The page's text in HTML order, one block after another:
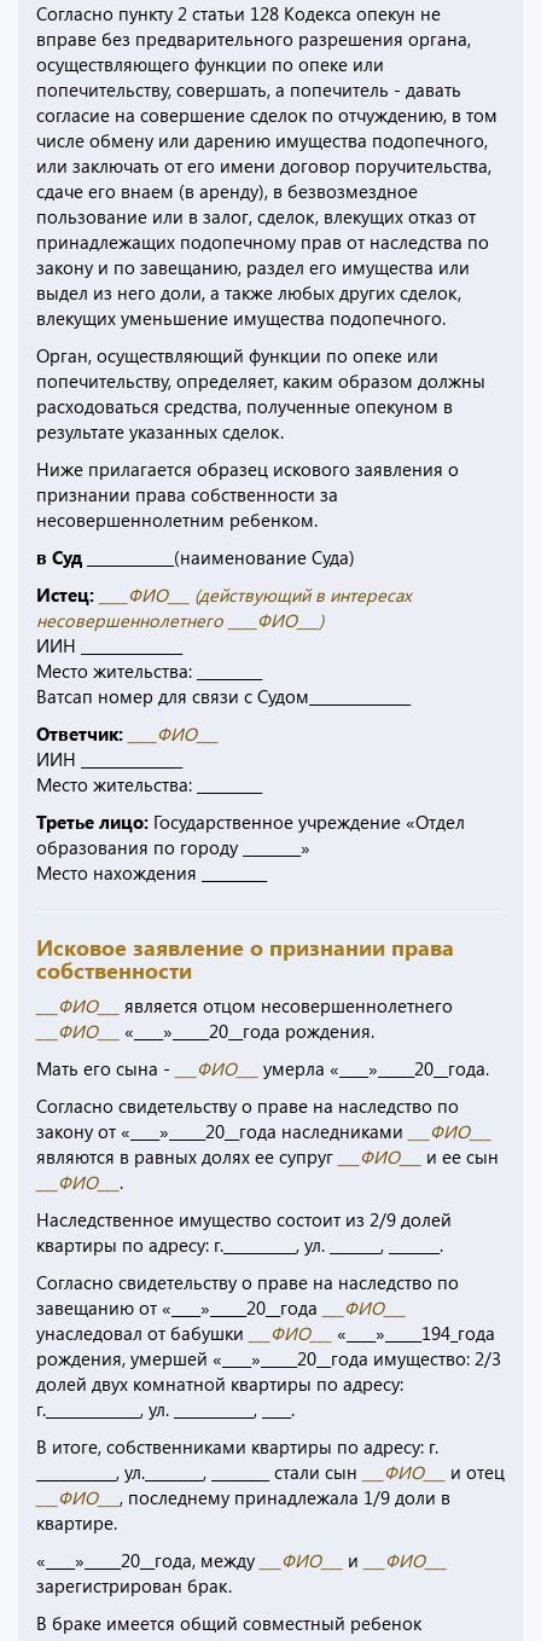
Согласно пункту 2 статьи 128 Кодекса опекун не
вправе без предварительного разрешения органа,
осуществляющего функции по опеке или
попечительству, совершать, а попечитель - давать
согласие на совершение сделок по отчуждению, в том
числе обмену или дарению имущества подопечного,
или заключать от его имени договор поручительства,
сдаче его внаем (в аренду), в безвозмездное
пользование или в залог, сделок, влекущих отказ от
принадлежащих подопечному прав от наследства по
закону и по завещанию, раздел его имущества или
выдел из него доли, а также любых других сделок,
влекущих уменьшение имущества подопечного.
Орган, осуществляющий функции по опеке или
попечительству, определяет, каким образом должны
расходоваться средства, полученные опекуном в
результате указанных сделок.
Ниже прилагается образец искового заявления о
признании права собственности за
несовершеннолетним ребенком.
в Суд ____________ (наименование Суда)
Истец:
____ФИО___ (действующий в интересах
несовершеннолетнего ____ФИО___)
ИИН ______________
Место жительства: _________
Ватсап номер для связи с Судом______________
Ответчик:
____ФИО___
ИИН ______________
Место жительства: _________
Третье лицо: Государственное учреждение «Отдел
образования по городу ________»
Место нахождения _________
Исковое заявление о признании права
собственности
___ФИО___
является отцом несовершеннолетнего
___ФИО___ «____»_____20__года рождения.
Мать его сына -
___ФИО___
умерла «____»_____20__года.
Согласно свидетельству о праве на наследство по
закону от «____»_____20__года наследниками
___ФИО___
являются в равных долях ее супруг
___ФИО___
и ее сын
___ФИО___ .
Наследственное имущество состоит из 2/9 долей
квартиры по адресу: г.__________, ул. _______, _______.
Согласно свидетельству о праве на наследство по
завещанию от «____»_____20__года
___ФИО___
унаследовал от бабушки
___ФИО___
«____»_____194_года
рождения, умершей «____»_____20__года имущество: 2/3
долей двух комнатной квартиры по адресу:
г._____________, ул. ___________, ____.
В итоге, собственниками квартиры по адресу: г.
___________, ул.________, ________ стали сын
___ФИО___
и отец
___ФИО___ , последнему принадлежала 1/9 доли в
квартире.
«____»_____20__года, между
___ФИО___ и
___ФИО___
зарегистрирован брак.
В браке имеется общий совместный ребенок